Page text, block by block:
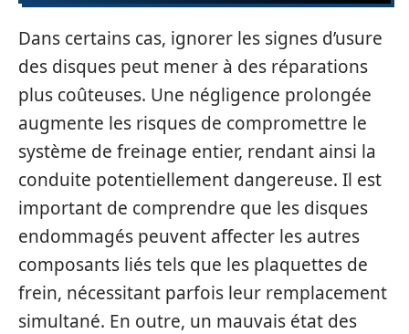
Dans certains cas, ignorer les signes d’usure
des disques peut mener à des réparations
plus coûteuses. Une négligence prolongée
augmente les risques de compromettre le
système de freinage entier, rendant ainsi la
conduite potentiellement dangereuse. Il est
important de comprendre que les disques
endommagés peuvent affecter les autres
composants liés tels que les plaquettes de
frein, nécessitant parfois leur remplacement
simultané. En outre, un mauvais état des